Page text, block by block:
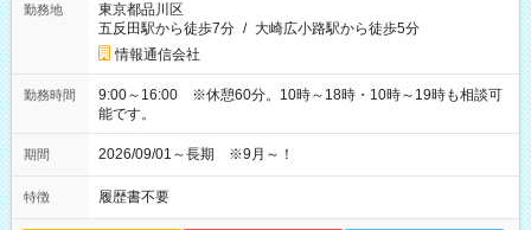
勤務地
東京都品川区
五反田駅から徒歩7分 / 大崎広小路駅から徒歩5分
情報通信会社
勤務時間
9:00～16:00 ※休憩60分。10時～18時・10時～19時も相談可
能です。
期間 2026/09/01～長期 ※9月～！
特徴 履歴書不要